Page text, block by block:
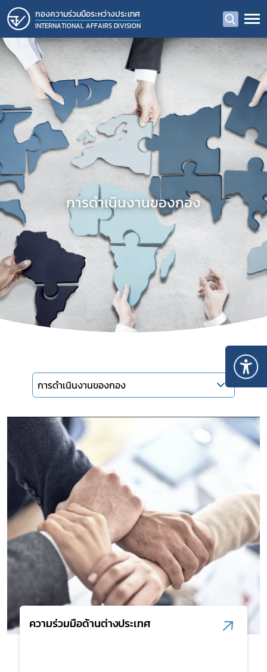
กองความร่วมมือระหว่างประเทศ
INTERNATIONAL AFFAIRS DIVISION
การดำเนินงานของกอง
การดำเนินงานของกอง
ความร่วมมือด้านต่างประเทศ
Subscribe